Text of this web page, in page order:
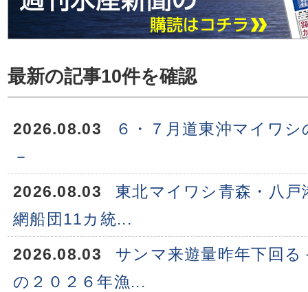
最新の記事10件を確認
2026.08.03
６・７月道東沖マイワ
－
2026.08.03
東北マイワシ青森・八
網船団11カ統...
2026.08.03
サンマ来遊量昨年下回
の２０２６年漁...